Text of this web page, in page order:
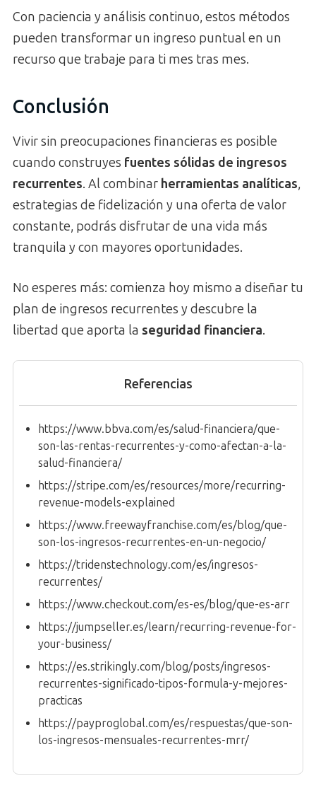
Con paciencia y análisis continuo, estos métodos
pueden transformar un ingreso puntual en un
recurso que trabaje para ti mes tras mes.
Conclusión
Vivir sin preocupaciones financieras es posible
cuando construyes fuentes sólidas de ingresos
recurrentes. Al combinar herramientas analíticas,
estrategias de fidelización y una oferta de valor
constante, podrás disfrutar de una vida más
tranquila y con mayores oportunidades.
No esperes más: comienza hoy mismo a diseñar tu
plan de ingresos recurrentes y descubre la
libertad que aporta la seguridad financiera.
Referencias
https://www.bbva.com/es/salud-financiera/que-
son-las-rentas-recurrentes-y-como-afectan-a-la-
salud-financiera/
https://stripe.com/es/resources/more/recurring-
revenue-models-explained
https://www.freewayfranchise.com/es/blog/que-
son-los-ingresos-recurrentes-en-un-negocio/
https://tridenstechnology.com/es/ingresos-
recurrentes/
https://www.checkout.com/es-es/blog/que-es-arr
https://jumpseller.es/learn/recurring-revenue-for-
your-business/
https://es.strikingly.com/blog/posts/ingresos-
recurrentes-significado-tipos-formula-y-mejores-
practicas
https://payproglobal.com/es/respuestas/que-son-
los-ingresos-mensuales-recurrentes-mrr/